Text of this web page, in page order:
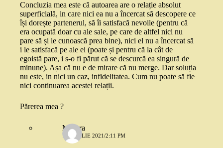
Concluzia mea este că autoarea are o relație absolut
superficială, in care nici ea nu a încercat să descopere ce
își dorește partenerul, să îi satisfacă nevoile (pentru că
era ocupată doar cu ale sale, pe care de altfel nici nu
pare să și le cunoască prea bine), nici el nu a încercat să
i le satisfacă pe ale ei (poate și pentru că la cât de
egoistă pare, i s-o fi părut că se descurcă ea singură de
minune). Așa că nu e de mirare că nu merge. Dar soluția
nu este, in nici un caz, infidelitatea. Cum nu poate să fie
nici continuarea acestei relații.
Părerea mea ?
Morera
13 APRILIE 2021/2:11 PM